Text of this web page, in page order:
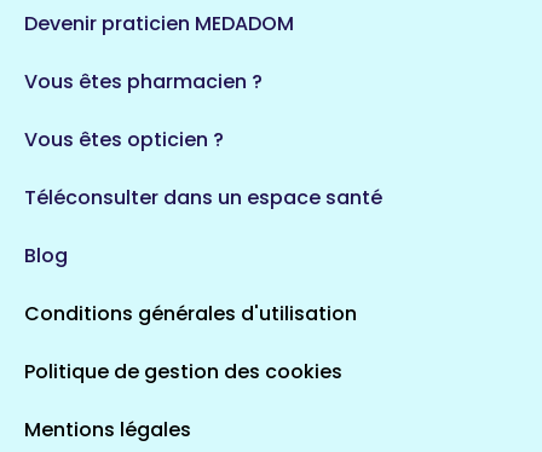
Devenir praticien MEDADOM
Vous êtes pharmacien ?
Vous êtes opticien ?
Téléconsulter dans un espace santé
Blog
Conditions générales d'utilisation
Politique de gestion des cookies
Mentions légales